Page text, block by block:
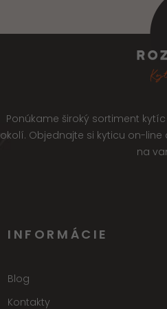
Ponúkame široký sortiment
okolí. Objednajte si kyticu on-
na
INFORMÁCIE
Blog
Kontakty